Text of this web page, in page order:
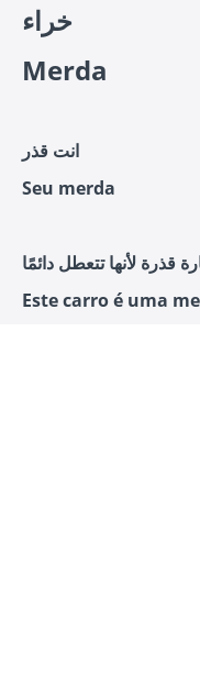
خراء
Merda
انت قذر
Seu merda
Este carro é uma